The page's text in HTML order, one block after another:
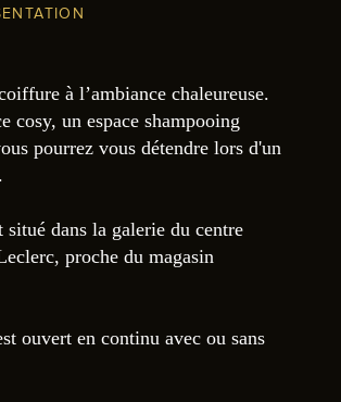
à l’ambiance chaleureuse.
cosy, un espace shampooing
pourrez vous détendre lors d'un
situé dans la galerie du centre
proche du magasin
ouvert en continu avec ou sans